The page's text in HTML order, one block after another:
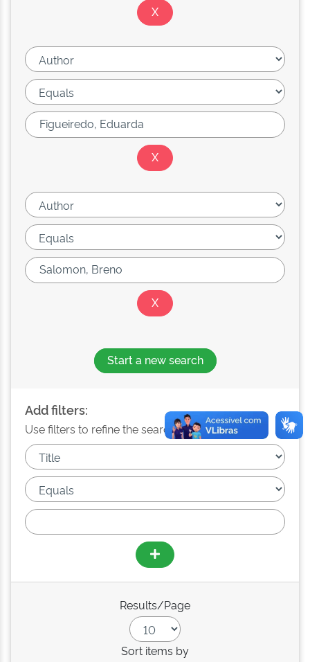
Start a new search
Add filters:
Use filters to refine the search results.
Results/Page
Sort items by